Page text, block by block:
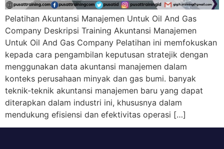
Pelatihan Akuntansi Manajemen Untuk Oil And Gas
Company Deskripsi Training Akuntansi Manajemen
Untuk Oil And Gas Company Pelatihan ini memfokuskan
kepada cara pengambilan keputusan stratejik dengan
menggunakan data akuntansi manajemen dalam
konteks perusahaan minyak dan gas bumi. banyak
teknik-teknik akuntansi manajemen baru yang dapat
diterapkan dalam industri ini, khususnya dalam
mendukung efisiensi dan efektivitas operasi […]